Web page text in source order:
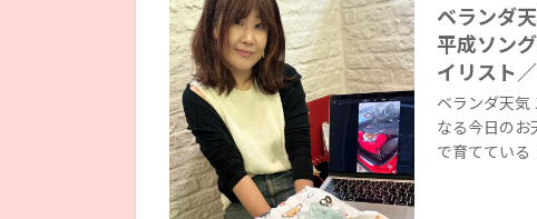
ベランダ
平成ソン
イリスト
ベランダ天気
なる今日のお
で育てている